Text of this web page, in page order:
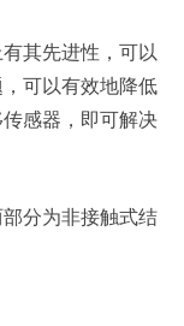
其先进性，可以
可以有效地降低
感器，即可解决
分为非接触式结